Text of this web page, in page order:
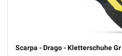
Scarpa - Drago - Kletterschuhe